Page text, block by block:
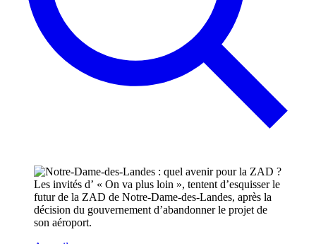
Les invités d’ « On va plus loin », tentent d’esquisser le
futur de la ZAD de Notre-Dame-des-Landes, après la
décision du gouvernement d’abandonner le projet de
son aéroport.